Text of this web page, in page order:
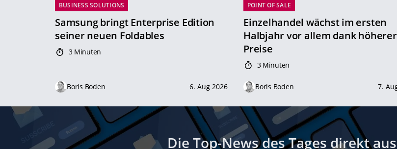
BUSINESS SOLUTIONS
Samsung bringt Enterprise Edition
seiner neuen Foldables
3 Minuten
Boris Boden 6. Aug 2026
POINT OF SALE
Einzelhandel wächst im ersten
Halbjahr vor allem dank höherer
Preise
3 Minuten
Boris Boden 7.
Die Top-News des Tages direkt